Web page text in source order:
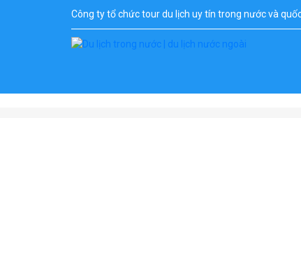
Công ty tổ chức tour du lịch uy tín trong nước và